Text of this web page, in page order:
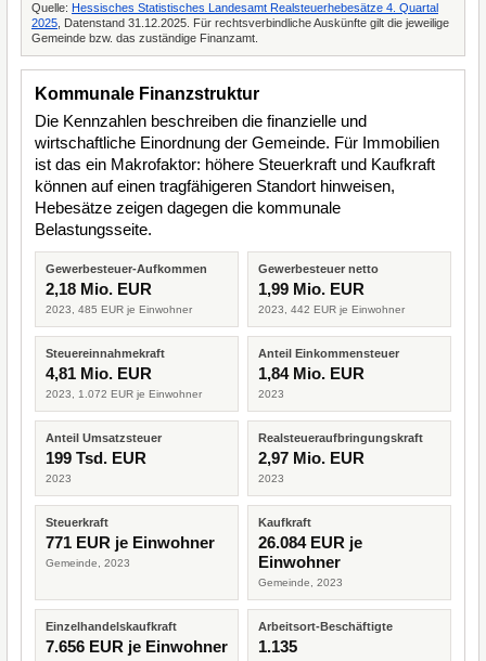
Quelle: Hessisches Statistisches Landesamt Realsteuerhebesätze 4. Quartal
2025 , Datenstand 31.12.2025. Für rechtsverbindliche Auskünfte gilt die jeweilige
Gemeinde bzw. das zuständige Finanzamt.
Kommunale Finanzstruktur
Die Kennzahlen beschreiben die finanzielle und
wirtschaftliche Einordnung der Gemeinde. Für Immobilien
ist das ein Makrofaktor: höhere Steuerkraft und Kaufkraft
können auf einen tragfähigeren Standort hinweisen,
Hebesätze zeigen dagegen die kommunale
Belastungsseite.
Gewerbesteuer-Aufkommen
2,18 Mio. EUR
2023, 485 EUR je Einwohner
Gewerbesteuer netto
1,99 Mio. EUR
2023, 442 EUR je Einwohner
Steuereinnahmekraft
4,81 Mio. EUR
2023, 1.072 EUR je Einwohner
Anteil Einkommensteuer
1,84 Mio. EUR
2023
Anteil Umsatzsteuer
199 Tsd. EUR
2023
Realsteueraufbringungskraft
2,97 Mio. EUR
2023
Steuerkraft
771 EUR je Einwohner
Gemeinde, 2023
Kaufkraft
26.084 EUR je
Einwohner
Gemeinde, 2023
Einzelhandelskaufkraft
7.656 EUR je Einwohner
Arbeitsort-Beschäftigte
1.135